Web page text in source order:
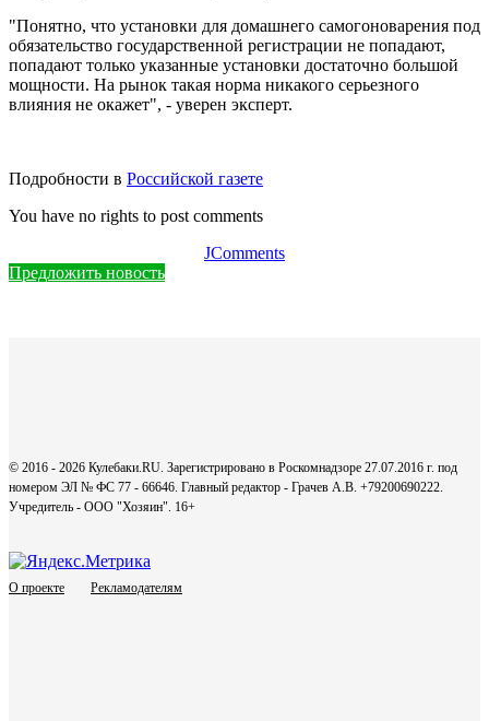
"Понятно, что установки для домашнего самогоноварения под
обязательство государственной регистрации не попадают,
попадают только указанные установки достаточно большой
мощности. На рынок такая норма никакого серьезного
влияния не окажет", - уверен эксперт.
Подробности в Российской газете
You have no rights to post comments
JComments
Предложить новость
© 2016 - 2026 Кулебаки.RU. Зарегистрировано в Роскомнадзоре 27.07.2016 г. под
номером ЭЛ № ФС 77 - 66646. Главный редактор - Грачев А.В. +79200690222.
Учредитель - ООО "Хозяин". 16+
О проекте Рекламодателям